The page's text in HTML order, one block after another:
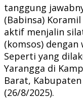
tanggung
(Babinsa)
aktif menjalin
(komsos) dengan
Seperti yang
Yarangga di
Barat,
(26/8/2025).